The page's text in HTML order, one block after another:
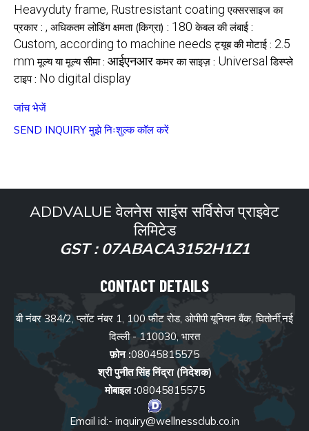
Heavyduty frame, Rustresistant coating एक्सरसाइज का
प्रकार : , अधिकतम लोडिंग क्षमता (किग्रा) : 180 केबल की लंबाई :
Custom, according to machine needs ट्यूब की मोटाई : 2.5
mm मूल्य या मूल्य सीमा : आईएनआर कमर का साइज़ : Universal डिस्प्ले
टाइप : No digital display
जांच भेजें
SEND INQUIRY मुझे निःशुल्क कॉल करें
ADDVALUE वेलनेस साइंस सर्विसेज प्राइवेट
लिमिटेड
GST : 07ABACA3152H1Z1
CONTACT DETAILS
बी नंबर 384/2, प्लॉट नंबर 1, 100 फीट रोड, ओपीपी यूनियन बैंक, घितोर्नी,नई
दिल्ली - 110030, भारत
फ़ोन :08045815575
श्री पुनीत सिंह निंद्रा(निदेशक)
मोबाइल :08045815575
Email id:- inquiry@wellnessclub.co.in